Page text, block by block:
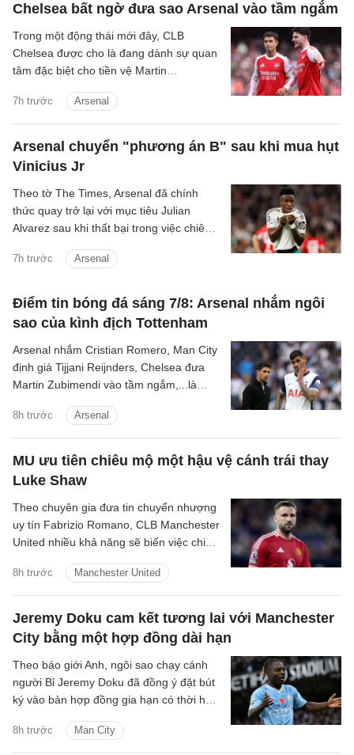
Chelsea bất ngờ đưa sao Arsenal vào tầm ngắm
7h trước Arsenal
Trong một động thái mới đây, CLB
Chelsea được cho là đang dành sự quan
tâm đặc biệt cho tiền vệ Martin
Arsenal chuyển "phương án B" sau khi mua hụt
Vinicius Jr
7h trước Arsenal
Theo tờ The Times, Arsenal đã chính
thức quay trở lại với mục tiêu Julian
Alvarez sau khi thất bại trong việc chiêu
Điểm tin bóng đá sáng 7/8: Arsenal nhắm ngôi
sao của kình địch Tottenham
8h trước Arsenal
Arsenal nhắm Cristian Romero, Man City
định giá Tijjani Reijnders, Chelsea đưa
Martin Zubimendi vào tầm ngắm,...là
tin bóng đá sáng 31/7.
MU ưu tiên chiêu mộ một hậu vệ cánh trái thay
Luke Shaw
8h trước Manchester United
Theo chuyên gia đưa tin chuyển nhượng
uy tín Fabrizio Romano, CLB Manchester
United nhiều khả năng sẽ biến việc chiêu
trọng tâm tiếp theo trên thị trường
chuyển nhượng hè năm nay.
Jeremy Doku cam kết tương lai với Manchester
City bằng một hợp đồng dài hạn
8h trước Man City
Theo báo giới Anh, ngôi sao chạy cánh
người Bỉ Jeremy Doku đã đồng ý đặt bút
ký vào bản hợp đồng gia hạn có thời hạn